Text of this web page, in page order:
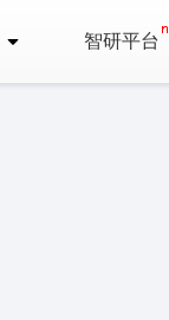
智研平台